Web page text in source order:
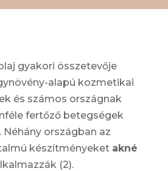
gyakori összetevője
alapú kozmetikai
és számos országnak
fertőző betegségek
Néhány országban az
készítményeket akné
(2).